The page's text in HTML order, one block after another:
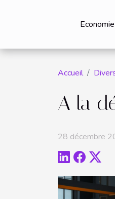
Economie
Accueil
A la
28 décembre